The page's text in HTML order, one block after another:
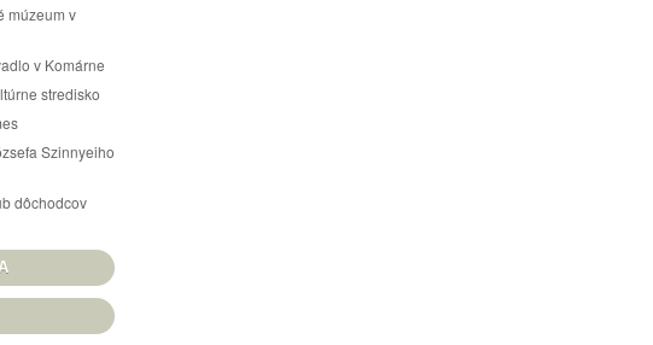
PEVNOSTI V KOMÁRNE
ROKOV VÝROBY LODÍ V KOMÁRNE“ – „A KOMÁROMI HAJÓGYÁRTÁS 125 ÉVE”
/ ZICHY-PONT
PROGRAMOV / KULTURÁLIS PROGRAMAJÁNLÓ – TÝŽDENNÝ / HETI
/ SLOVENSKÍ REBELI / DRAMAŤÁK / DIVADLO KOMORA
MODELOV
PEVNOSTNÉHO SYSTÉMU KOMÁRNA WWW.PEVNOST-KOMARNO.SK
múzeum v
v Komárne
stredisko
Szinnyeiho
dôchodcov